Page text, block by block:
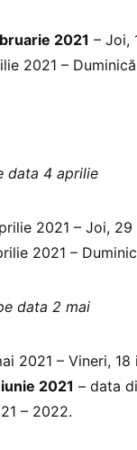
2021 – Joi,
2021 –
data 4 aprilie
– Joi, 29
2021 –
data 2 mai
Vineri, 18
2021 – data
– 2022.